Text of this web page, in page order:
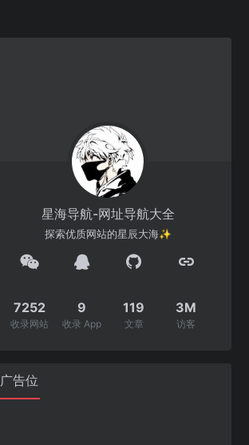
星海导航-网址导航大全
探索优质网站的星辰大海✨
7252
收录网站
9
收录 App
119
文章
3M
访客
广告位